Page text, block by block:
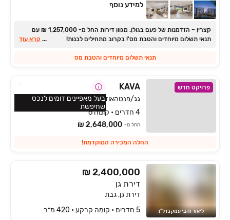
למידע נוסף
קצרין ‏– הזדמנות של פעם בגולן. ‏מגוון דירות החל מ- ‏1,257,000 ‏₪ עם
תנאי תשלום מיוחדים והטבת מס'! בקרוב מתחילים לבנות!
... קרא עוד
תנאי תשלום מיוחדים והטבת מס
פרויקט חדש KAVA‏
גג/פנטהאוז, מול ארבל, טבריה
4 חדרים • קומה 6
החל מ- 2,648,000 ₪
החלה המכירה המוקדמת!
בעל מאפיינים דומים לנכס
שחיפשת
ליאור זהבי עמק נדל"ן
₪ 2,400,000
דירת גן
דירת גן, גבת
5 חדרים • קומה ‎קרקע‏ • 420 מ״ר